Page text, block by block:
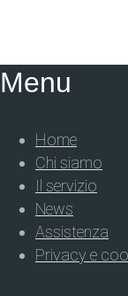
Menu
Home
Chi siamo
Il servizio
News
Assistenza
Privacy e